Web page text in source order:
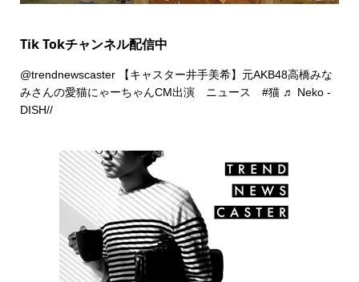
Tik Tokチャンネル配信中
@trendnewscaster【キャスター井手美希】元AKB48高橋みな
みさんの愛猫にゃーちゃんCM出演 ニュース #猫 ♬ Neko -
DISH//